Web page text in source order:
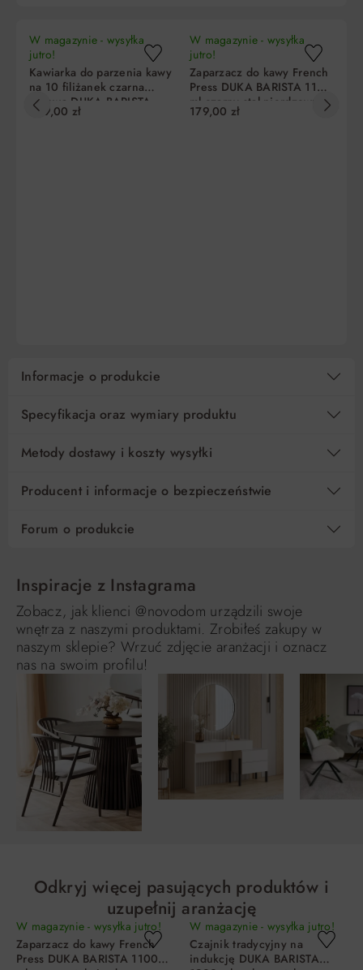
W magazynie - wysyłka
jutro!
Kawiarka do parzenia kawy
na 10 filiżanek czarna
stalowa DUKA BARISTA
299,00 zł
W magazynie - wysyłka
jutro!
Zaparzacz do kawy French
Press DUKA BARISTA 1100
ml czarny stal nierdzewna
179,00 zł
Informacje o produkcie
Specyfikacja oraz wymiary produktu
Metody dostawy i koszty wysyłki
Producent i informacje o bezpieczeństwie
Forum o produkcie
Inspiracje z Instagrama
Zobacz, jak klienci @novodom urządzili swoje
wnętrza z naszymi produktami. Zrobiłeś zakupy w
naszym sklepie? Wrzuć zdjęcie aranżacji i oznacz
nas na swoim profilu!
Odkryj więcej pasujących produktów i
uzupełnij aranżację
W magazynie - wysyłka jutro!
Zaparzacz do kawy French
Press DUKA BARISTA 1100
W magazynie - wysyłka jutro!
Czajnik tradycyjny na
indukcję DUKA BARISTA